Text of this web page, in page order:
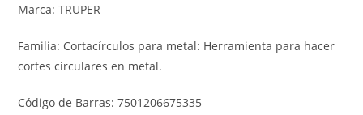
Marca: TRUPER
Familia: Cortacírculos para metal: Herramienta para hacer
cortes circulares en metal.
Código de Barras: 7501206675335